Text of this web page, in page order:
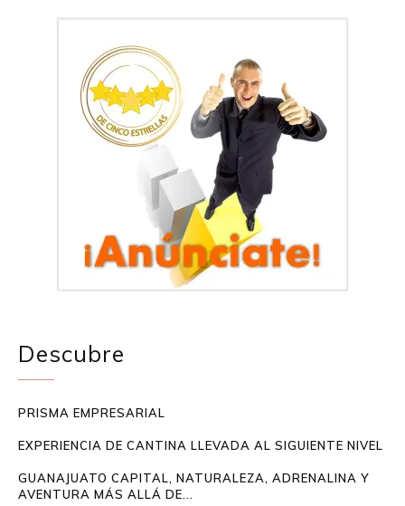
Descubre
PRISMA EMPRESARIAL
EXPERIENCIA DE CANTINA LLEVADA AL SIGUIENTE NIVEL
GUANAJUATO CAPITAL, NATURALEZA, ADRENALINA Y
AVENTURA MÁS ALLÁ DE...